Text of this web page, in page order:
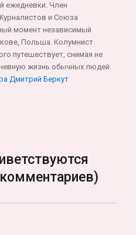
ежедневки. Член
и Союза
момент независимый
Польша. Колумнист
путешествует, снимая не
жизнь обычных людей.
Дмитрий Беркут